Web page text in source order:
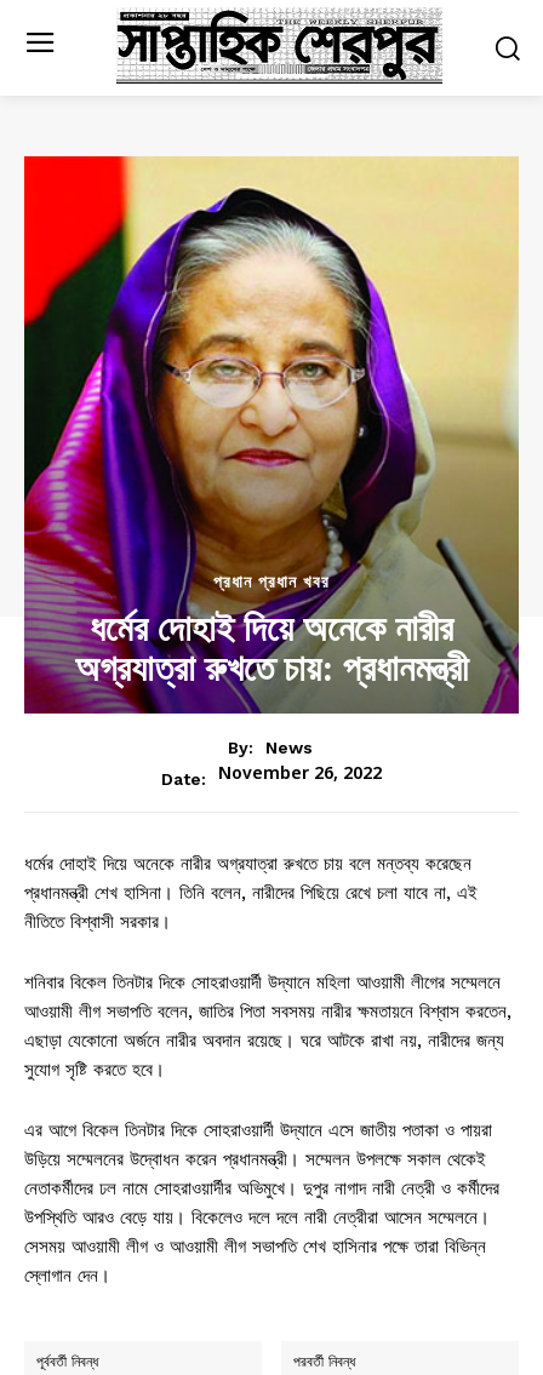
প্রধান প্রধান খবর
ধর্মের দোহাই দিয়ে অনেকে নারীর
অগ্রযাত্রা রুখতে চায়: প্রধানমন্ত্রী
By:
News
Date:
November 26, 2022
ধর্মের দোহাই দিয়ে অনেকে নারীর অগ্রযাত্রা রুখতে চায় বলে মন্তব্য করেছেন
প্রধানমন্ত্রী শেখ হাসিনা। তিনি বলেন, নারীদের পিছিয়ে রেখে চলা যাবে না, এই
নীতিতে বিশ্বাসী সরকার।
শনিবার বিকেল তিনটার দিকে সোহরাওয়ার্দী উদ্যানে মহিলা আওয়ামী লীগের সম্মেলনে
আওয়ামী লীগ সভাপতি বলেন, জাতির পিতা সবসময় নারীর ক্ষমতায়নে বিশ্বাস করতেন,
এছাড়া যেকোনো অর্জনে নারীর অবদান রয়েছে। ঘরে আটকে রাখা নয়, নারীদের জন্য
সুযোগ সৃষ্টি করতে হবে।
এর আগে বিকেল তিনটার দিকে সোহরাওয়ার্দী উদ্যানে এসে জাতীয় পতাকা ও পায়রা
উড়িয়ে সম্মেলনের উদ্বোধন করেন প্রধানমন্ত্রী। সম্মেলন উপলক্ষে সকাল থেকেই
নেতাকর্মীদের ঢল নামে সোহরাওয়ার্দীর অভিমুখে। দুপুর নাগাদ নারী নেত্রী ও কর্মীদের
উপস্থিতি আরও বেড়ে যায়। বিকেলেও দলে দলে নারী নেত্রীরা আসেন সম্মেলনে।
সেসময় আওয়ামী লীগ ও আওয়ামী লীগ সভাপতি শেখ হাসিনার পক্ষে তারা বিভিন্ন
স্লোগান দেন।
পূর্ববর্তী নিবন্ধ পরবর্তী নিবন্ধ